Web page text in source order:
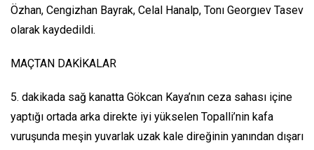
Özhan, Cengizhan Bayrak, Celal Hanalp, Tonı Georgıev Tasev
olarak kaydedildi.
MAÇTAN DAKİKALAR
5. dakikada sağ kanatta Gökcan Kaya’nın ceza sahası içine
yaptığı ortada arka direkte iyi yükselen Topalli’nin kafa
vuruşunda meşin yuvarlak uzak kale direğinin yanından dışarı